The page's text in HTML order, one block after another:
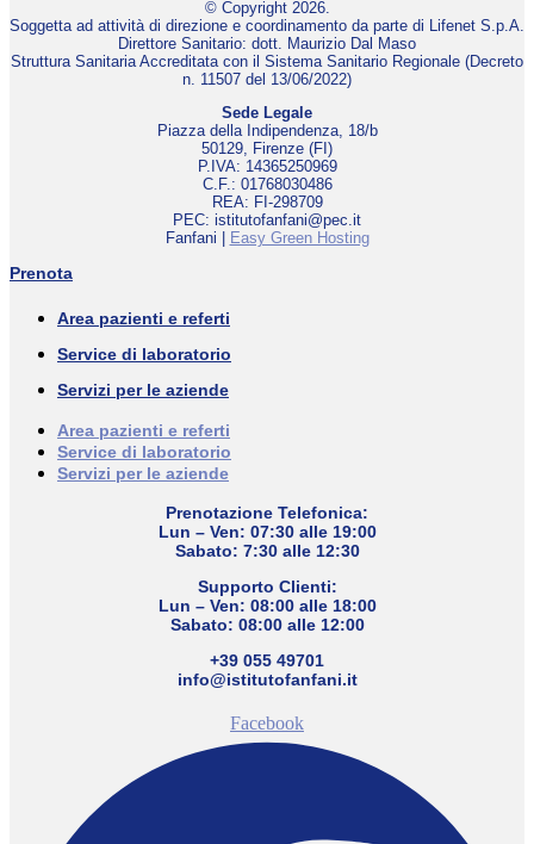
© Copyright 2026.
Soggetta ad attività di direzione e coordinamento da parte di Lifenet S.p.A.
Direttore Sanitario: dott. Maurizio Dal Maso
Struttura Sanitaria Accreditata con il Sistema Sanitario Regionale (Decreto
n. 11507 del 13/06/2022)
Sede Legale
Piazza della Indipendenza, 18/b
50129, Firenze (FI)
P.IVA: 14365250969
C.F.: 01768030486
REA: FI-298709
PEC: istitutofanfani@pec.it
Fanfani |
Easy Green Hosting
Prenota
Area pazienti e referti
Service di laboratorio
Servizi per le aziende
Area pazienti e referti
Service di laboratorio
Servizi per le aziende
Prenotazione Telefonica:
Lun – Ven: 07:30 alle 19:00
Sabato: 7:30 alle 12:30
Supporto Clienti:
Lun – Ven: 08:00 alle 18:00
Sabato: 08:00 alle 12:00
+39 055 49701
info@istitutofanfani.it
Facebook